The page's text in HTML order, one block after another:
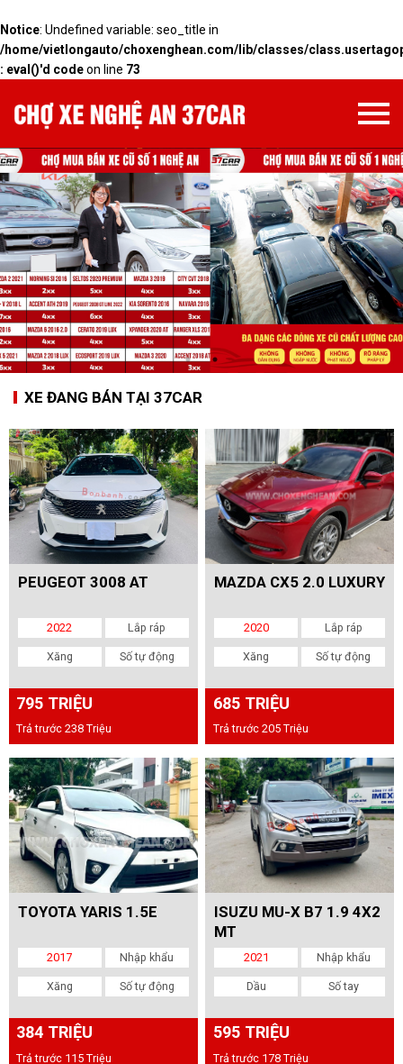
Notice: Undefined variable: seo_title in
/home/vietlongauto/choxenghean.com/lib/classes/
: eval()'d codeon line 73
XE ĐANG BÁN TẠI 37CAR
PEUGEOT 3008 AT
2022 Lắp ráp
Xăng Số tự động
795 TRIỆU
Trả trước 238 Triệu
MAZDA CX5 2.0 LUXURY
2020 Lắp ráp
Xăng Số tự động
685 TRIỆU
Trả trước 205 Triệu
TOYOTA YARIS 1.5E
2017 Nhập khẩu
Xăng Số tự động
384 TRIỆU
Trả trước 115 Triệu
ISUZU MU-X B7 1.9 4X2
MT
2021 Nhập khẩu
Dầu Số tay
595 TRIỆU
Trả trước 178 Triệu